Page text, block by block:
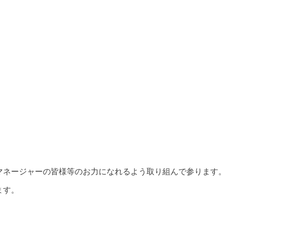
ージャーの皆様等のお力になれるよう取り組んで参ります。
。